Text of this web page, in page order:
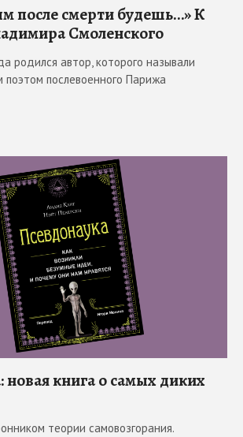
после смерти будешь…» К
Смоленского
родился автор, которого называли
поэтом послевоенного Парижа
новая книга о самых диких
теории самовозгорания.